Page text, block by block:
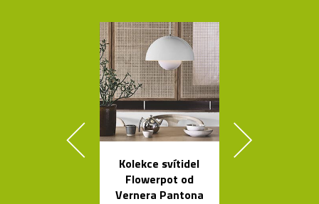
Kolekce svítidel
Flowerpot od
Vernera Pantona